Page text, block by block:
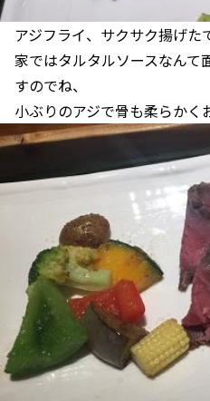
アジフライ、サクサク揚げた
家ではタルタルソースなんて
すのでね、
小ぶりのアジで骨も柔らかく